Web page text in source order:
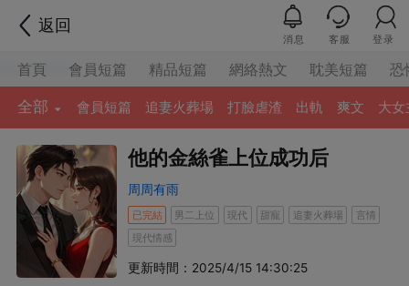
返回
消息 客服 登录
首頁 會員短篇 精品短篇 網絡熱文 耽美短篇 恐
全部 會員短篇 追妻火葬場 打臉虐渣 出軌 爽文 大女
他的金絲雀上位成功后
周周有雨
已完結 男二上位 現代 甜寵 追妻火葬場
言情
現代情感
更新時間：2025/4/15 14:30:25